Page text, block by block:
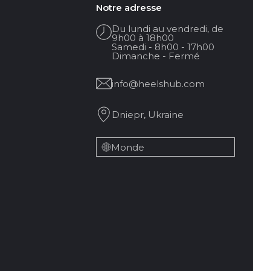
Notre adresse
Du lundi au vendredi, de
9h00 à 18h00
Samedi - 8h00 - 17h00
Dimanche - Fermé
info@heelshub.com
Dniepr, Ukraine
Monde